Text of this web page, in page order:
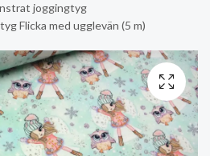
joggingtyg
Flicka med ugglevän (5 m)